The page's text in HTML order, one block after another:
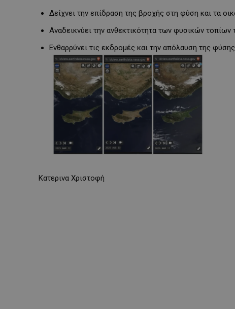
Δείχνει την επίδραση της βροχής στη φύση και τα
Αναδεικνύει την ανθεκτικότητα των φυσικών τοπίων
Ενθαρρύνει τις εκδρομές και την απόλαυση της
Κατερινα Χριστοφή